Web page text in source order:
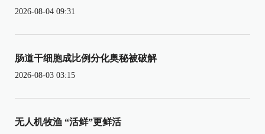
2026-08-04 09:31
肠道干细胞成比例分化奥秘被破解
2026-08-03 03:15
无人机牧渔 “活鲜”更鲜活